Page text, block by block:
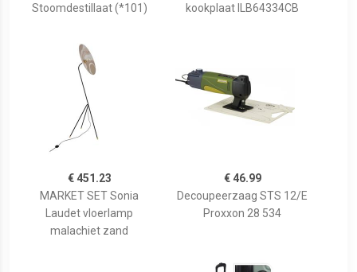
Stoomdestillaat (*101)
kookplaat ILB64334CB
€ 451.23
MARKET SET Sonia
Laudet vloerlamp
malachiet zand
€ 46.99
Decoupeerzaag STS 12/E
Proxxon 28 534